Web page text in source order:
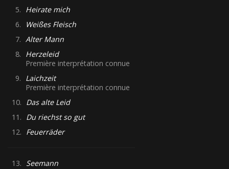
5. Heirate mich
6.
Weißes Fleisch
7. Alter Mann
8. Herzeleid
Première interprétation connue
9. Laichzeit
Première interprétation connue
10. Das alte Leid
11. Du riechst so gut
12. Feuerräder
13. Seemann